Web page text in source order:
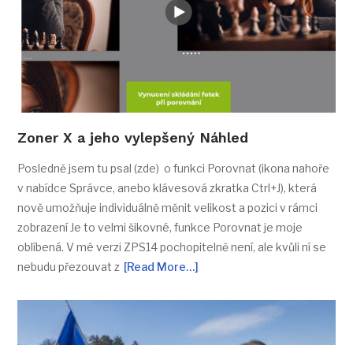
Zoner X a jeho vylepšený Náhled
Posledně jsem tu psal (zde) o funkci Porovnat (ikona nahoře
v nabídce Správce, anebo klávesová zkratka Ctrl+J), která
nově umožňuje individuálně měnit velikost a pozici v rámci
zobrazení Je to velmi šikovné, funkce Porovnat je moje
oblíbená. V mé verzi ZPS14 pochopitelně není, ale kvůli ní se
nebudu přezouvat z [Read More…]